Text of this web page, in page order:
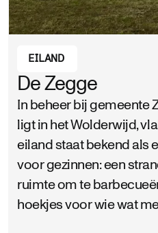
EILAND
De Zegge
In beheer bij gemeente
ligt in het Wolderwijd,
eiland staat bekend als
voor gezinnen: een
ruimte om te
hoekjes voor wie wat